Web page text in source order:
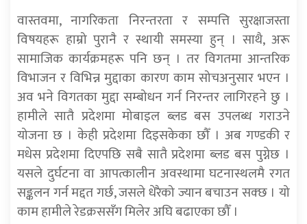
वास्तवमा, नागरिकता निरन्तरता र सम्पत्ति सुरक्षाजस्ता
विषयहरू हाम्रो पुरानै र स्थायी समस्या हुन् । साथै, अरू
सामाजिक कार्यक्रमहरू पनि छन् । तर विगतमा आन्तरिक
विभाजन र विभिन्न मुद्दाका कारण काम सोचअनुसार भएन ।
अव भने विगतका मुद्दा सम्बोधन गर्न निरन्तर लागिरहने छु ।
हामीले सातै प्रदेशमा मोबाइल ब्लड बस उपलब्ध गराउने
योजना छ । केही प्रदेशमा दिइसकेका छौँ । अब गण्डकी र
मधेस प्रदेशमा दिएपछि सबै सातै प्रदेशमा ब्लड बस पुग्नेछ ।
यसले दुर्घटना वा आपत्कालीन अवस्थामा घटनास्थलमै रगत
सङ्कलन गर्न मद्दत गर्छ, जसले धेरैको ज्यान बचाउन सक्छ । यो
काम हामीले रेडक्रससँग मिलेर अघि बढाएका छौँ ।